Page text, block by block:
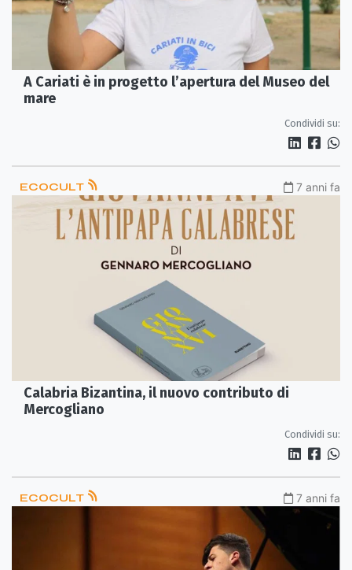
A Cariati è in progetto l’apertura del Museo del
mare
Condividi su:
ECOCULT 7 anni fa
Calabria Bizantina, il nuovo contributo di
Mercogliano
Condividi su:
ECOCULT 7 anni fa